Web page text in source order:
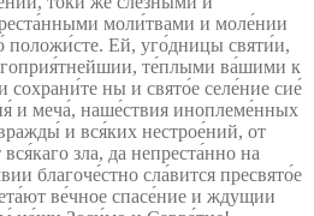
моли́твами и моле́нии
положи́сте. Ей, уго́дницы святи́и,
те́плыми ва́шими к
ны и свято́е селе́ние сие́
и меча́, наше́ствия иноплеме́нных
и вся́ких нестрое́ний, от
зла, да непреста́нно на
благоче́стно сла́вится пресвято́е
ве́чное спасе́ние и ждущии